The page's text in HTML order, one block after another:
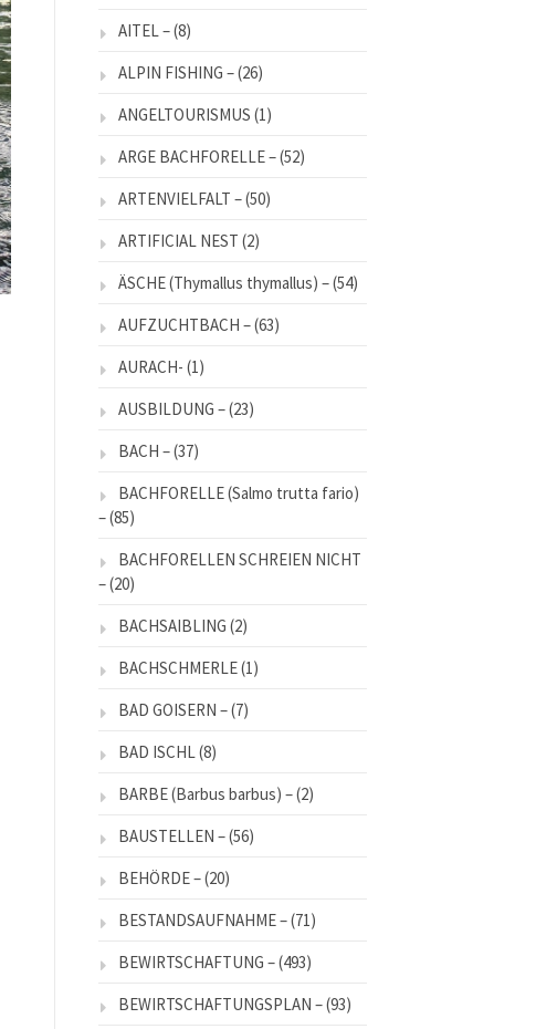
AITEL –(8)
ALPIN FISHING –(26)
ANGELTOURISMUS (1)
ARGE BACHFORELLE –(52)
ARTENVIELFALT –(50)
ARTIFICIAL NEST (2)
ÄSCHE (Thymallus thymallus) –(54)
AUFZUCHTBACH –(63)
AURACH- (1)
AUSBILDUNG –(23)
BACH –(37)
BACHFORELLE (Salmo trutta fario)
–(85)
BACHFORELLEN SCHREIEN NICHT
–(20)
BACHSAIBLING (2)
BACHSCHMERLE(1)
BAD GOISERN –(7)
BAD ISCHL(8)
BARBE (Barbus barbus) –(2)
BAUSTELLEN –(56)
BEHÖRDE –(20)
BESTANDSAUFNAHME –(71)
BEWIRTSCHAFTUNG –(493)
BEWIRTSCHAFTUNGSPLAN –(93)